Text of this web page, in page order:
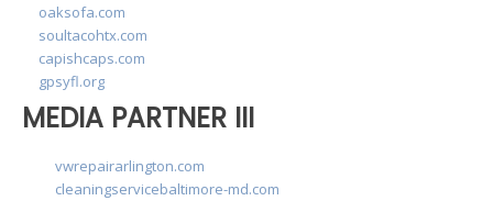
oaksofa.com
soultacohtx.com
capishcaps.com
gpsyfl.org
MEDIA PARTNER III
vwrepairarlington.com
cleaningservicebaltimore-md.com